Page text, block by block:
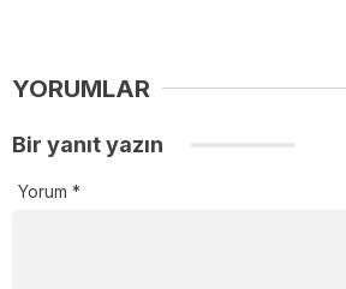
YORUMLAR
Bir yanıt yazın
Yorum *